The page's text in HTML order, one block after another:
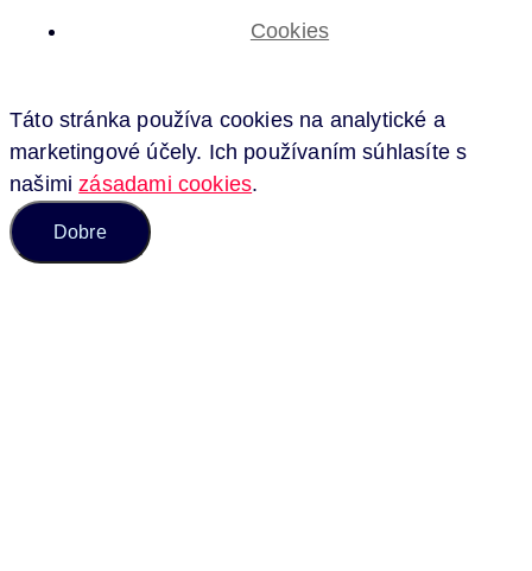
Cookies
Táto stránka používa cookies na analytické a
marketingové účely. Ich používaním súhlasíte s
našimizásadami cookies.
Dobre